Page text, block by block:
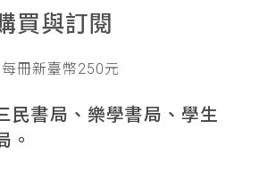
買與訂閱
冊新臺幣250元
民書局、樂學書局、學生
。